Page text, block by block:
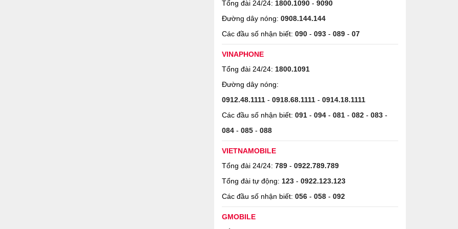
Tổng đài 24/24: 1800.1090 - 9090
Đường dây nóng: 0908.144.144
Các đầu số nhận biết: 090 - 093 - 089 - 07
VINAPHONE
Tổng đài 24/24: 1800.1091
Đường dây nóng:
0912.48.1111 - 0918.68.1111 - 0914.18.1111
Các đầu số nhận biết: 091 - 094 - 081 - 082 - 083 -
084 - 085 - 088
VIETNAMOBILE
Tổng đài 24/24: 789 - 0922.789.789
Tổng đài tự động: 123 - 0922.123.123
Các đầu số nhận biết: 056 - 058 - 092
GMOBILE